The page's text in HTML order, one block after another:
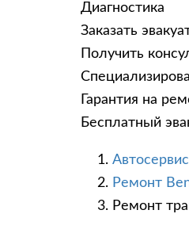
Диагностика
Заказать
Получить
Гарантия на
Бесплатный
Ремонт
Ремонт